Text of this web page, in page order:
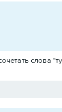
слова